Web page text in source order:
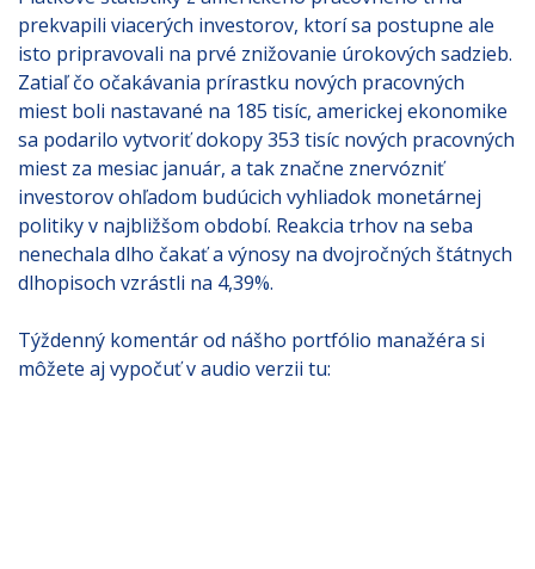
prekvapili viacerých investorov, ktorí sa postupne ale
isto pripravovali na prvé znižovanie úrokových sadzieb.
Zatiaľ čo očakávania prírastku nových pracovných
miest boli nastavané na 185 tisíc, americkej ekonomike
sa podarilo vytvoriť dokopy 353 tisíc nových pracovných
miest za mesiac január, a tak značne znervózniť
investorov ohľadom budúcich vyhliadok monetárnej
politiky v najbližšom období. Reakcia trhov na seba
nenechala dlho čakať a výnosy na dvojročných štátnych
dlhopisoch vzrástli na 4,39%.
Týždenný komentár od nášho portfólio manažéra si
môžete aj vypočuť v audio verzii tu: